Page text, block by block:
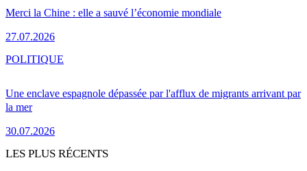
Merci la Chine : elle a sauvé l’économie mondiale
27.07.2026
Une enclave espagnole dépassée par l'afflux de migrants arrivant par
la mer
30.07.2026
POLITIQUE
LES PLUS RÉCENTS